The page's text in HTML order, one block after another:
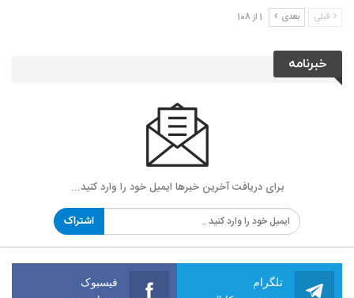
قبلی بعدی 1 از 108
خبرنامه
برای دریافت آخرین خبرها ایمیل خود را وارد کنید...
اشتراک
تلگرام فیسبوک